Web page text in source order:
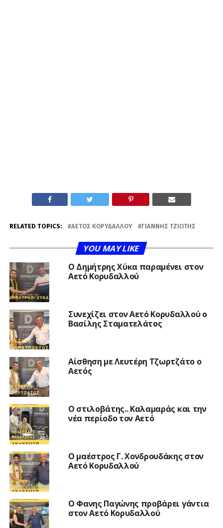
RELATED TOPICS: ΑΕΤΌΣ ΚΟΡΥΔΑΛΛΟΎ ΓΙΆΝΝΗΣ ΤΖΙΏΤΗΣ
YOU MAY LIKE
O Δημήτρης Χύκα παραμένει στον
Αετό Κορυδαλλού
Συνεχίζει στον Αετό Κορυδαλλού ο
Βασίλης Σταματελάτος
Αίσθηση με Λευτέρη Τζωρτζάτο ο
Αετός
Ο στιλοβάτης.. Καλαμαράς και την
νέα περίοδο τον Αετό
Ο μαέστρος Γ. Χονδρουδάκης στον
Αετό Κορυδαλλού
Ο Φανης Παγώνης προβάρει γάντια
στον Αετό Κορυδαλλού